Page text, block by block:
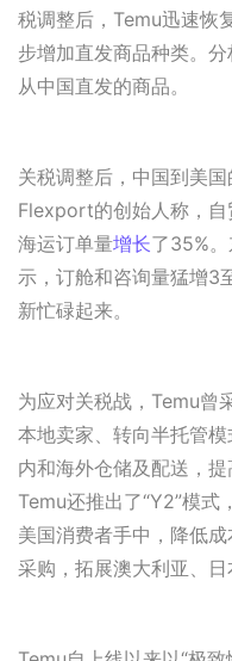
税调整后，Temu迅速恢
步增加直发商品种类。
从中国直发的商品。
关税调整后，中国到美
Flexport的创始人称，自
海运订单量增长了35%
示，订舱和咨询量猛增3
新忙碌起来。
为应对关税战，Temu曾
本地卖家、转向半托管
内和海外仓储及配送，提
Temu还推出了“Y2”模式
美国消费者手中，降低
采购，拓展澳大利亚、日